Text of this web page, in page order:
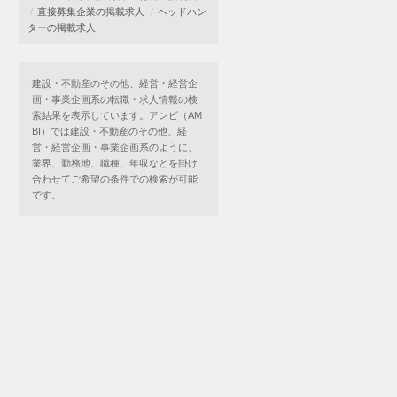
直接募集企業の掲載求人
ヘッドハン
ターの掲載求人
建設・不動産のその他、経営・経営企
画・事業企画系の転職・求人情報の検
索結果を表示しています。アンビ（AM
BI）では建設・不動産のその他、経
営・経営企画・事業企画系のように、
業界、勤務地、職種、年収などを掛け
合わせてご希望の条件での検索が可能
です。